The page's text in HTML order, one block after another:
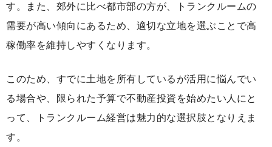
す。また、郊外に比べ都市部の方が、トランクルームの
需要が高い傾向にあるため、適切な立地を選ぶことで高
稼働率を維持しやすくなります。
このため、すでに土地を所有しているが活用に悩んでい
る場合や、限られた予算で不動産投資を始めたい人にと
って、トランクルーム経営は魅力的な選択肢となりえま
す。